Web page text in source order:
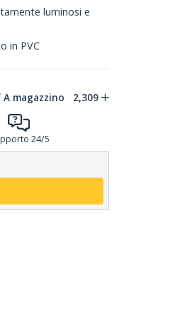
luminosi e
in PVC
A magazzino 2,309
24/5